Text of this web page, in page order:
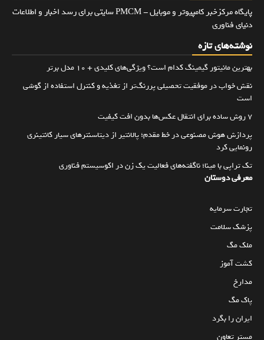
پایگاه مرکزخبر کامپیوتر و موبایل - PMCM سایتی برای رسد اخبار و اطلاعات
دنیای فناوری
نوشته‌های تازه
بهترین مانیتور گیمینگ کدام است؟ ویژگی‌های کلیدی + 10 مدل برتر
نقش خواب در موفقیت تحصیلی پررنگ‌تر از تغذیه و کنترل استفاده از گوشی
است
۷ روش ساده برای انتقال عکس‌ها بدون افت کیفیت
پردازش هوش مصنوعی در خط مقدم؛ پالانتیر از دیتاسنترهای سیار کانتینری
رونمایی کرد
تک تراپی با مینا؛ ناگفته‌های فعالیت یک زن در اکوسیستم فناوری
معرفی دوستان
تجارت سرمایه
پزشک سلامت
ملک مگ
کشت آموز
مدارخ
پاک مگ
ایران را بگرد
مستر تعاون